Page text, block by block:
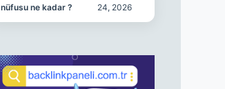
nüfusu ne kadar ?
24, 2026